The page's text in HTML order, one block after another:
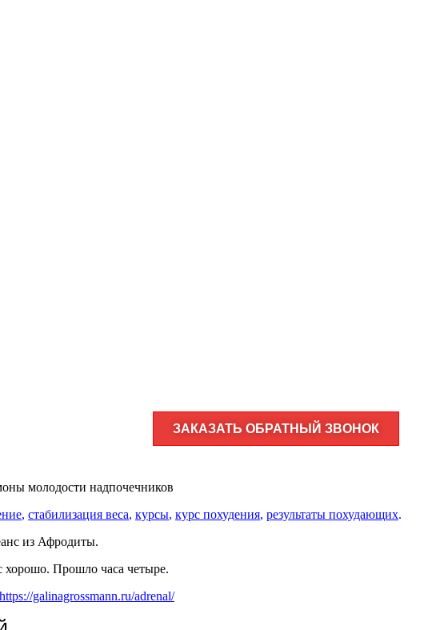
ЗАКАЗАТЬ ОБРАТНЫЙ ЗВОНОК
молодости надпочечников
, стабилизация веса, курсы, курс похудения, результаты похудающих.
из Афродиты.
хорошо. Прошло часа четыре.
https://galinagrossmann.ru/adrenal/